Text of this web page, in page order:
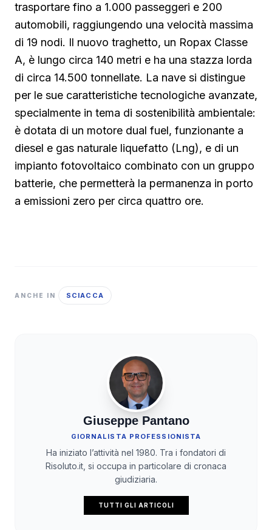
trasportare fino a 1.000 passeggeri e 200
automobili, raggiungendo una velocità massima
di 19 nodi. Il nuovo traghetto, un Ropax Classe
A, è lungo circa 140 metri e ha una stazza lorda
di circa 14.500 tonnellate. La nave si distingue
per le sue caratteristiche tecnologiche avanzate,
specialmente in tema di sostenibilità ambientale:
è dotata di un motore dual fuel, funzionante a
diesel e gas naturale liquefatto (Lng), e di un
impianto fotovoltaico combinato con un gruppo
batterie, che permetterà la permanenza in porto
a emissioni zero per circa quattro ore.
ANCHE IN SCIACCA
Giuseppe Pantano
GIORNALISTA PROFESSIONISTA
Ha iniziato l’attività nel 1980. Tra i fondatori di
Risoluto.it, si occupa in particolare di cronaca
giudiziaria.
TUTTI GLI ARTICOLI